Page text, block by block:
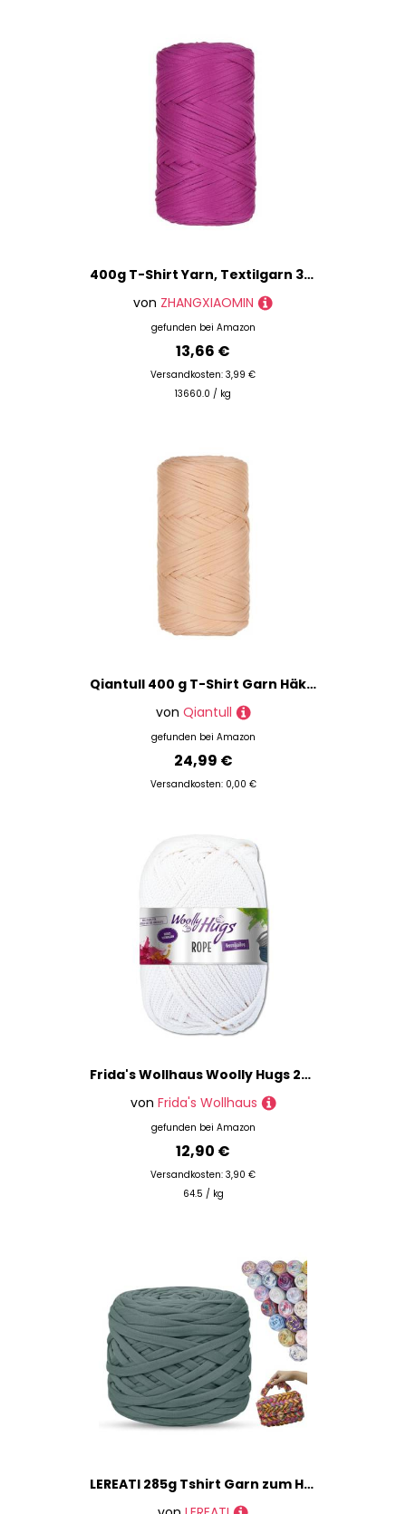
400g T-Shirt Yarn, Textilgarn 3cm T Shirt Garn Zum Häkeln for Knitting and Crochet, Bändchengarn Zum Häkeln Crochet Yarn ，T-Shirt Tape Yarn for Häkeltaschen/Körbe/Teppiche (Z)
von ZHANGXIAOMIN
gefunden bei Amazon
13,66 €
Versandkosten: 3,99 €
13660.0 / kg
Qiantull 400 g T-Shirt Garn Häkelgarn Textilgarn Strickgarn Bändchengarn Dickes Garn zum Häkeln Bastband für Taschen Heimdekoration Körbe Teppiche DIY-Kunsthandwerk 120m Khaki
von Qiantull
gefunden bei Amazon
24,99 €
Versandkosten: 0,00 €
Frida's Wollhaus Woolly Hugs 200 g Rope Polyester Textilgarn Wolle Tasche mit Anleitung 13 Farben (01 | Weiß)
von Frida's Wollhaus
gefunden bei Amazon
12,90 €
Versandkosten: 3,90 €
64.5 / kg
LEREATI 285g Tshirt Garn zum Häkeln, 100m Farbige Textilgarn zum Häkeln, Bändchengarn zum Häkeln, Dickes T-Shirt Garn zum Häkeln für Körbe, Taschen, Heimdekoration, DIY （Dunkles Bohnengrün)